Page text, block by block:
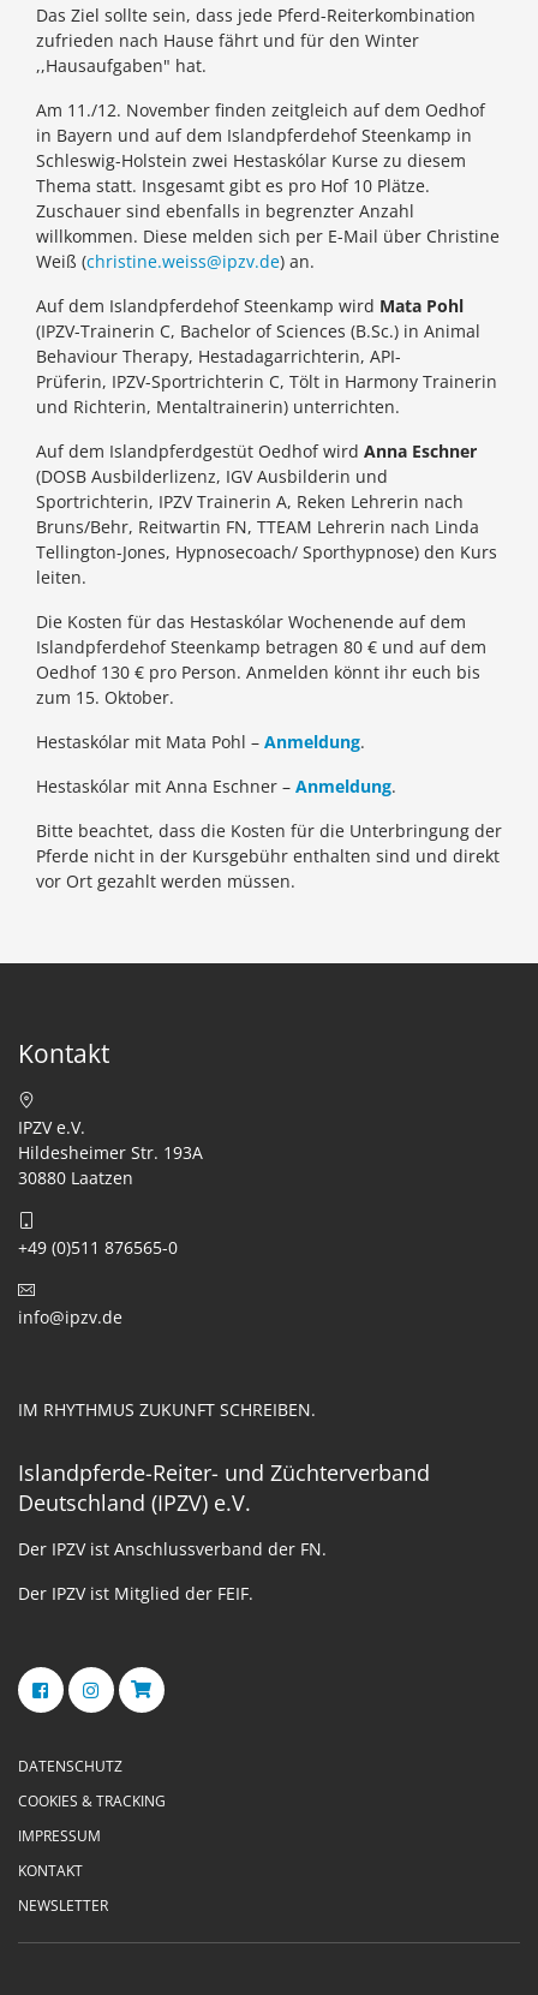
Das Ziel sollte sein, dass jede Pferd-Reiterkombination
zufrieden nach Hause fährt und für den Winter
,,Hausaufgaben" hat.
Am 11./12. November finden zeitgleich auf dem Oedhof
in Bayern und auf dem Islandpferdehof Steenkamp in
Schleswig-Holstein zwei Hestaskólar Kurse zu diesem
Thema statt. Insgesamt gibt es pro Hof 10 Plätze.
Zuschauer sind ebenfalls in begrenzter Anzahl
willkommen. Diese melden sich per E-Mail über Christine
Weiß (christine.weiss@ipzv.de) an.
Auf dem Islandpferdehof Steenkamp wird Mata Pohl
(IPZV-Trainerin C, Bachelor of Sciences (B.Sc.) in Animal
Behaviour Therapy, Hestadagarrichterin, API-
Prüferin, IPZV-Sportrichterin C, Tölt in Harmony Trainerin
und Richterin, Mentaltrainerin) unterrichten.
Auf dem Islandpferdgestüt Oedhof wird Anna Eschner
(DOSB Ausbilderlizenz, IGV Ausbilderin und
Sportrichterin, IPZV Trainerin A, Reken Lehrerin nach
Bruns/Behr, Reitwartin FN, TTEAM Lehrerin nach Linda
Tellington-Jones, Hypnosecoach/ Sporthypnose) den Kurs
leiten.
Die Kosten für das Hestaskólar Wochenende auf dem
Islandpferdehof Steenkamp betragen 80 € und auf dem
Oedhof 130 € pro Person. Anmelden könnt ihr euch bis
zum 15. Oktober.
Hestaskólar mit Mata Pohl – Anmeldung.
Hestaskólar mit Anna Eschner – Anmeldung.
Bitte beachtet, dass die Kosten für die Unterbringung der
Pferde nicht in der Kursgebühr enthalten sind und direkt
vor Ort gezahlt werden müssen.
Kontakt
IPZV e.V.
Hildesheimer Str. 193A
30880 Laatzen
+49 (0)511 876565-0
info@ipzv.de
IM RHYTHMUS ZUKUNFT SCHREIBEN.
Islandpferde-Reiter- und Züchterverband
Deutschland (IPZV) e.V.
Der IPZV ist Anschlussverband der FN.
Der IPZV ist Mitglied der FEIF.
DATENSCHUTZ
COOKIES & TRACKING
IMPRESSUM
KONTAKT
NEWSLETTER